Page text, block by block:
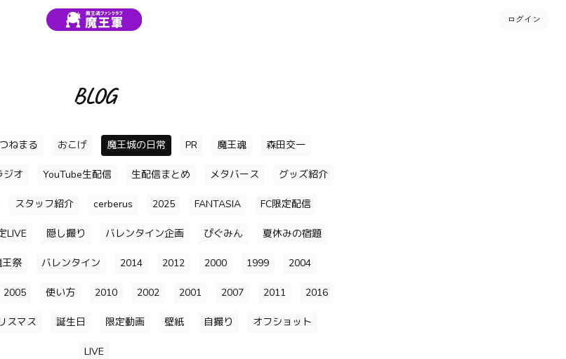
ログイン
BLOG
ねまる おこげ 魔王城の日常 PR 魔王魂 森田交一
ジオ YouTube生配信 生配信まとめ メタバース グッズ紹介
スタッフ紹介 cerberus 2025 FANTASIA FC限定配信
LIVE 隠し撮り バレンタイン企画 ぴぐみん 夏休みの宿題
王祭 バレンタイン 2014 2012 2000 1999 2004
2005 使い方 2010 2002 2001 2007 2011 2016
スマス 誕生日 限定動画 壁紙 自撮り オフショット
LIVE